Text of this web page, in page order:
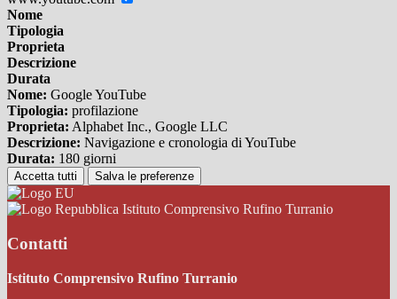
Nome
Tipologia
Proprieta
Descrizione
Durata
Nome: Google YouTube
Tipologia: profilazione
Proprieta: Alphabet Inc., Google LLC
Descrizione: Navigazione e cronologia di YouTube
Durata: 180 giorni
Accetta tutti Salva le preferenze
Istituto Comprensivo Rufino Turranio
Contatti
Istituto Comprensivo Rufino Turranio